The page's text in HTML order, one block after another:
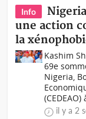
Info
une action
la
Kashim
69e
Nigeria,
(CEDEAO)
il y a 2